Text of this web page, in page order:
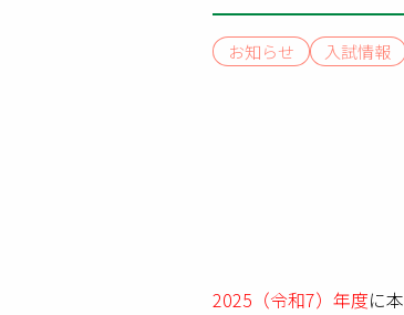
お知らせ 入試情報
2025（令和7）年度に